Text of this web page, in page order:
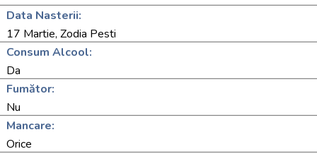
Data Nasterii:
17 Martie, Zodia Pesti
Consum Alcool:
Da
Fumător:
Nu
Mancare:
Orice